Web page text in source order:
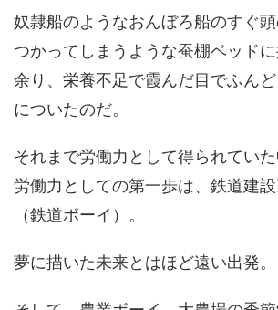
奴隷船のようなおんぼろ船のすぐ
つかってしまうような蚕棚ベッドに
余り、栄養不足で霞んだ目でふん
についたのだ。
それまで労働力として得られてい
労働力としての第一歩は、鉄道建
（鉄道ボーイ）。
夢に描いた未来とはほど遠い出発。